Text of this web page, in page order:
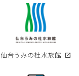
仙台うみの杜水族館 open_in_new